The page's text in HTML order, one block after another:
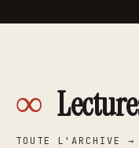
∞
TOUTE L'ARCHIVE →